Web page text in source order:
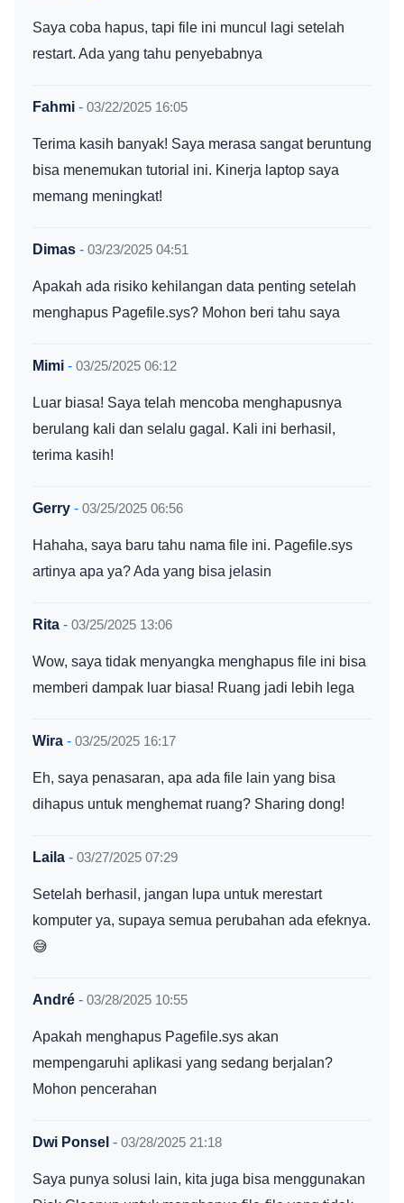
Saya coba hapus, tapi file ini muncul lagi setelah
restart. Ada yang tahu penyebabnya
Fahmi - 03/22/2025 16:05
Terima kasih banyak! Saya merasa sangat beruntung
bisa menemukan tutorial ini. Kinerja laptop saya
memang meningkat!
Dimas - 03/23/2025 04:51
Apakah ada risiko kehilangan data penting setelah
menghapus Pagefile.sys? Mohon beri tahu saya
Mimi - 03/25/2025 06:12
Luar biasa! Saya telah mencoba menghapusnya
berulang kali dan selalu gagal. Kali ini berhasil,
terima kasih!
Gerry - 03/25/2025 06:56
Hahaha, saya baru tahu nama file ini. Pagefile.sys
artinya apa ya? Ada yang bisa jelasin
Rita - 03/25/2025 13:06
Wow, saya tidak menyangka menghapus file ini bisa
memberi dampak luar biasa! Ruang jadi lebih lega
Wira - 03/25/2025 16:17
Eh, saya penasaran, apa ada file lain yang bisa
dihapus untuk menghemat ruang? Sharing dong!
Laila - 03/27/2025 07:29
Setelah berhasil, jangan lupa untuk merestart
komputer ya, supaya semua perubahan ada efeknya.
😅
André - 03/28/2025 10:55
Apakah menghapus Pagefile.sys akan
mempengaruhi aplikasi yang sedang berjalan?
Mohon pencerahan
Dwi Ponsel - 03/28/2025 21:18
Saya punya solusi lain, kita juga bisa menggunakan